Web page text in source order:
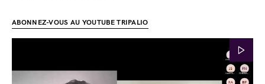
ABONNEZ-VOUS AU YOUTUBE TRIPALIO